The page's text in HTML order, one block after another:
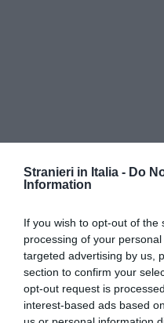
Stranieri in Italia - Do
Information
If you wish to opt-out of
processing of your
targeted advertising by us,
section to confirm your
opt-out request is
interest-based ads based